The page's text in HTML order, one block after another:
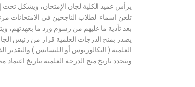
يرأس عميد الكلية لجان الإمتحان، ويشكل تحت
تلعن اسماء الطلاب الناجحين فى الامتحانات
بعد تأدية ما عليهم من رسوم ورد ما بعهدتهم،
يصدر بمنح الدرجات العلمية قرار من رئيس
العلمية ( البكالوريوس أو الليسانس ) والتقدير
ويتحدد تاريخ منح الدرجة العلمية بتاريخ